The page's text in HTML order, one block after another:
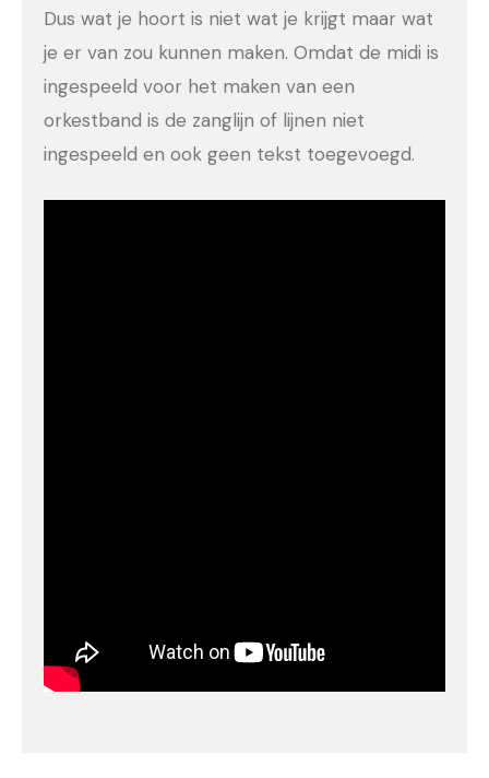
Dus wat je hoort is niet wat je krijgt maar wat
je er van zou kunnen maken. Omdat de midi is
ingespeeld voor het maken van een
orkestband is de zanglijn of lijnen niet
ingespeeld en ook geen tekst toegevoegd.